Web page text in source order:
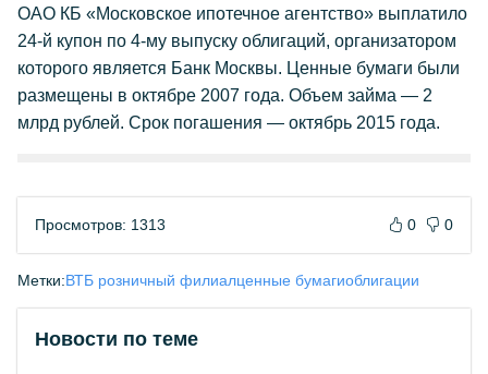
ОАО КБ «Московское ипотечное агентство» выплатило
24-й купон по 4-му выпуску облигаций, организатором
которого является Банк Москвы. Ценные бумаги были
размещены в октябре 2007 года. Объем займа — 2
млрд рублей. Срок погашения — октябрь 2015 года.
Просмотров: 1313 0 0
Метки:ВТБ розничный филиалценные бумагиоблигации
Новости по теме